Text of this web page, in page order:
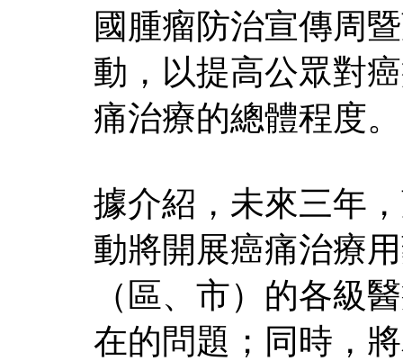
國腫瘤防治宣傳周
動，以提高公眾對
痛治療的總體程度。
據介紹，未來三年
動將開展癌痛治療
（區、市）的各級
在的問題；同時，